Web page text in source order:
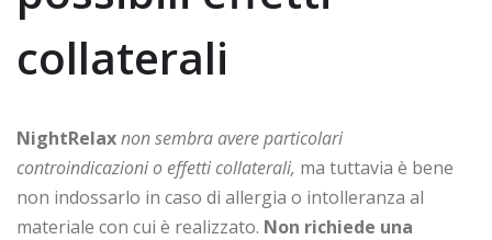
collaterali
NightRelaxnon sembra avere particolari
controindicazioni o effetti collaterali, ma tuttavia è bene
non indossarlo in caso di allergia o intolleranza al
materiale con cui è realizzato. Non richiede una